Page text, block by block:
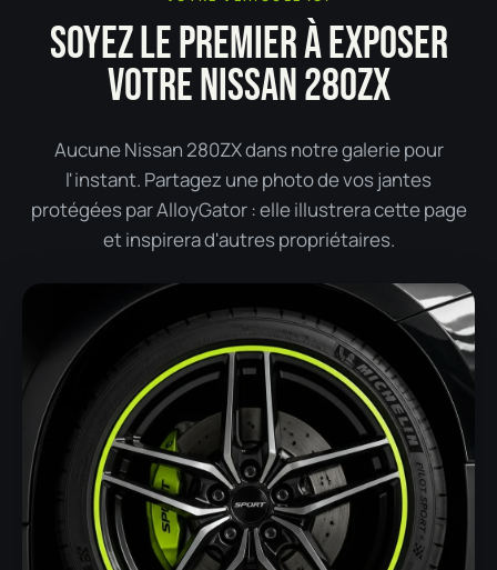
SOYEZ LE PREMIER À EXPOSER
VOTRE NISSAN 280ZX
Aucune Nissan 280ZX dans notre galerie pour
l'instant. Partagez une photo de vos jantes
protégées par AlloyGator : elle illustrera cette page
et inspirera d'autres propriétaires.